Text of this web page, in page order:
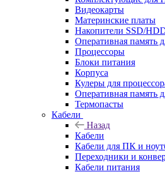
Видеокарты
Материнские платы
Накопители SSD/
Оперативная память
Процессоры
Блоки питания
Корпуса
Кулеры для
Оперативная память
Термопасты
Кабели
Назад
Кабели
Кабели для ПК и
Переходники и
Кабели питания